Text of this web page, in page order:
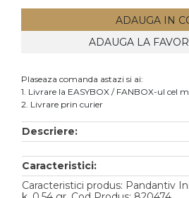
Cercei
Bratari
Lanturi
Pandantive
Accesorii
Aur galben
ADAUGA IN
ADAUGA LA
Plaseaza comanda astazi si ai:
1. Livrare la EASYBOX / FANBOX-ul cel
2. Livrare prin curier
Descriere:
Caracteristici:
Caracteristici produs: Pandantiv